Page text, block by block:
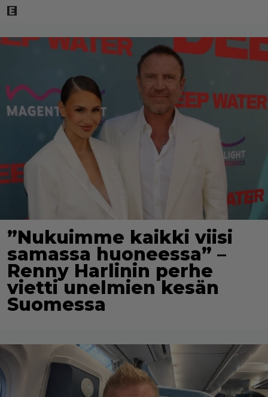
”Nukuimme kaikki viisi
samassa huoneessa” –
Renny Harlinin perhe
vietti unelmien kesän
Suomessa